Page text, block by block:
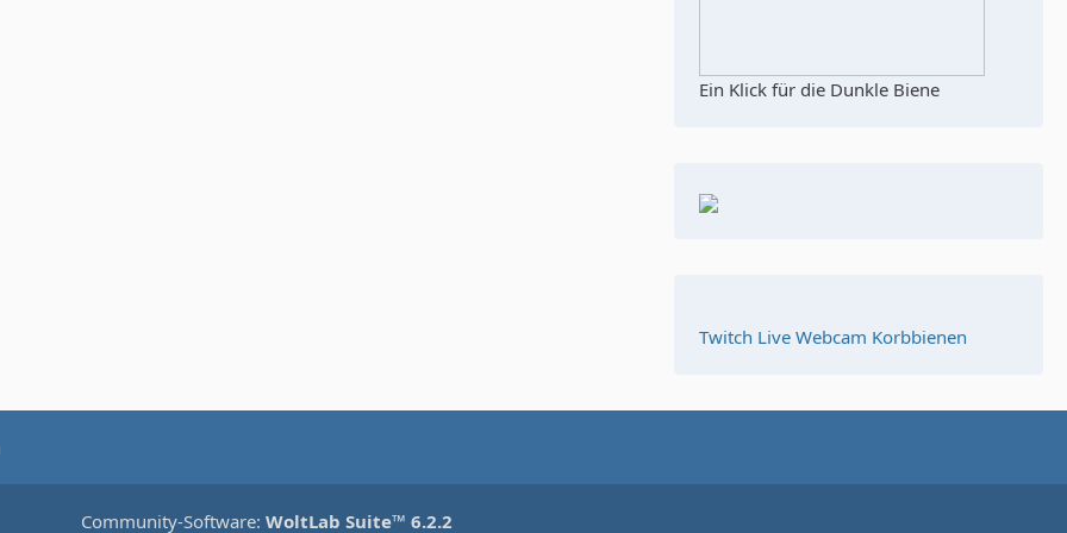
Ein Klick für die Dunkle Biene
Twitch Live Webcam Korbbienen
Community-Software: WoltLab Suite™ 6.2.2